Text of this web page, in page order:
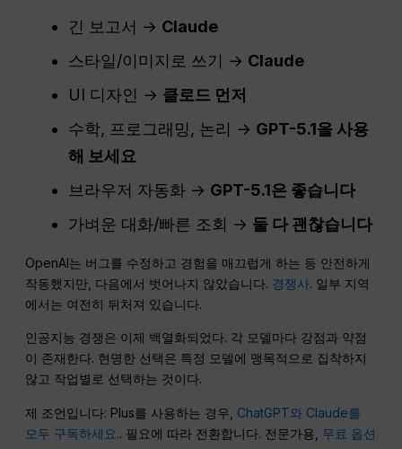
긴 보고서 → Claude
스타일/이미지로 쓰기 → Claude
UI 디자인 → 클로드 먼저
수학, 프로그래밍, 논리 → GPT-5.1을 사용
해 보세요
브라우저 자동화 → GPT-5.1은 좋습니다
가벼운 대화/빠른 조회 → 둘 다 괜찮습니다
OpenAI는 버그를 수정하고 경험을 매끄럽게 하는 등 안전하게
작동했지만, 다음에서 벗어나지 않았습니다. 경쟁사. 일부 지역
에서는 여전히 뒤처져 있습니다.
인공지능 경쟁은 이제 백열화되었다. 각 모델마다 강점과 약점
이 존재한다. 현명한 선택은 특정 모델에 맹목적으로 집착하지
않고 작업별로 선택하는 것이다.
제 조언입니다: Plus를 사용하는 경우, ChatGPT와 Claude를
모두 구독하세요.. 필요에 따라 전환합니다. 전문가용, 무료 옵션